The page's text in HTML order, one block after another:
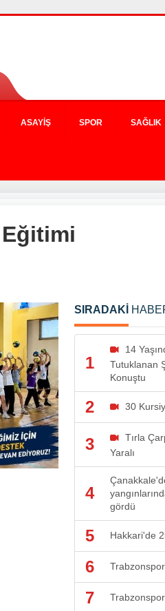
ASAYIŞ SPOR SAĞLIK
SIRADAKİ
1
14
Tutuklanan
Konuştu
2 30
3
Tırla
Yaralı
4
gördü
5 Hakkari'de
6
7